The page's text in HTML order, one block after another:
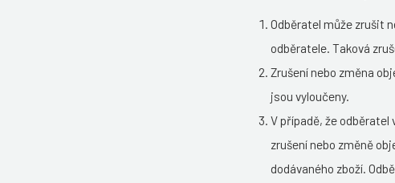
Odběratel může zrušit
odběratele. Taková
Zrušení nebo změna
jsou vyloučeny.
V případě, že odběratel
zrušení nebo změně
dodávaného zboží.